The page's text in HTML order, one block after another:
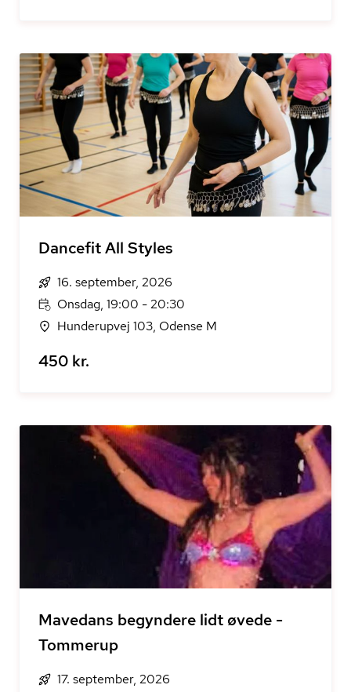
Dancefit All Styles
16. september, 2026
Onsdag, 19:00 - 20:30
Hunderupvej 103, Odense M
450 kr.
Mavedans begyndere lidt øvede -
Tommerup
17. september, 2026